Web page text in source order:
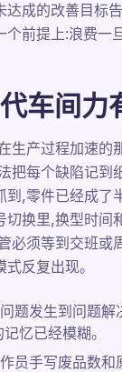
成的改善目标
前提上:浪费一
车间力
生产过程加速的
把每个缺陷记到
到,零件已经成了
换里,换型时间
必须等到交班或
反复出现。
题发生到问题
忆已经模糊。
员手写废品数和